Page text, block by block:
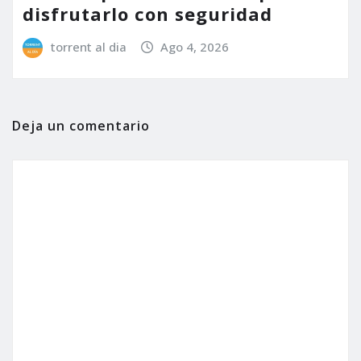
disfrutarlo con seguridad
torrent al dia Ago 4, 2026
Deja un comentario